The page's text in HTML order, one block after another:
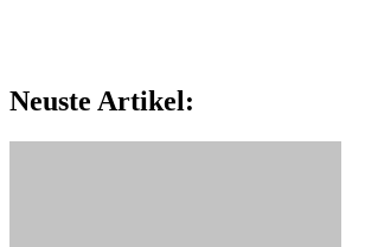
Neuste Artikel: